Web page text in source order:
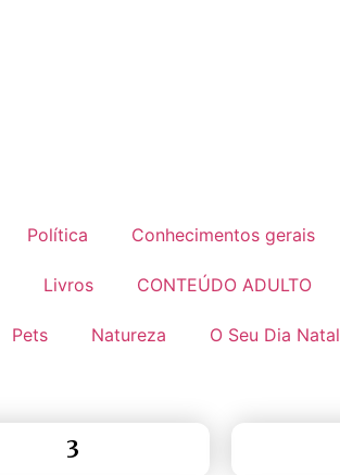
Política Conhecimentos gerais
Livros CONTEÚDO ADULTO
Pets Natureza O Seu Dia Natal
3